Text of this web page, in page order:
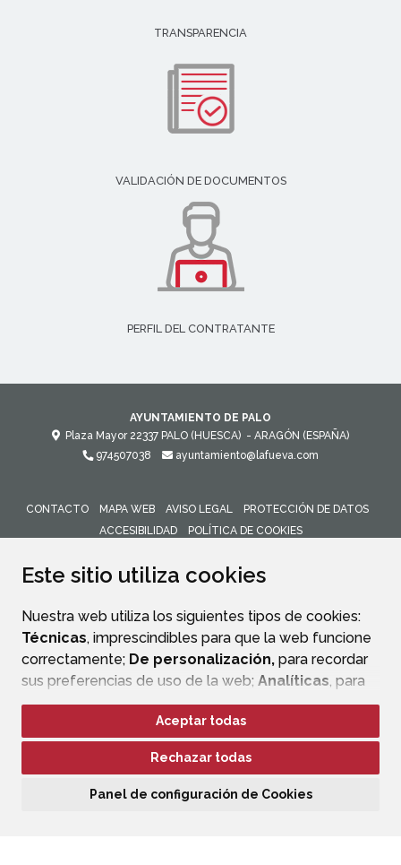
Este sitio utiliza cookies
Nuestra web utiliza los siguientes tipos de cookies:
Técnicas, imprescindibles para que la web funcione
correctamente; De personalización, para recordar
sus preferencias de uso de la web; Analíticas, para
mejorar el funcionamiento de la web y sus servicios.
Si acepta pulsando el botón“Aceptar todas”
consideramos que acepta su uso. Si pulsa el botón
ninguna acción, se guardarán las cookies técnicas
Aceptar todas
Rechazar todas
Panel de configuración de Cookies
TRANSPARENCIA
VALIDACIÓN DE DOCUMENTOS
PERFIL DEL CONTRATANTE
AYUNTAMIENTO DE PALO
Plaza Mayor22337 PALO (HUESCA) - ARAGÓN (ESPAÑA)
974507038
ayuntamiento@lafueva.com
CONTACTO MAPA WEB AVISO LEGAL
PROTECCIÓN DE DATOS
ACCESIBILIDAD
POLÍTICA DE COOKIES